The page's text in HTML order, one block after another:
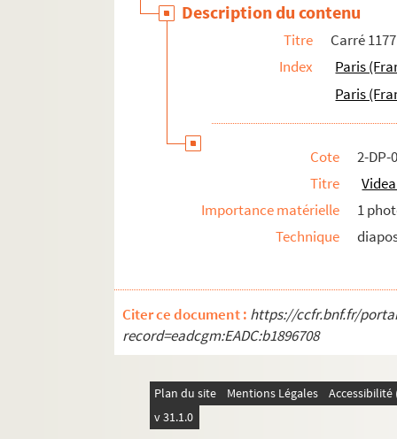
Description du contenu
Titre
Carré 1177
Index
Paris
Paris
Cote
2-DP-
Titre
Importance matérielle
1
Technique
Citer ce document : https://ccfr.bnf.fr/
record=eadcgm:EADC:b1896708
Plan du site Mentions Légales
v 31.1.0